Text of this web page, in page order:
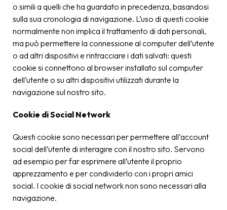
o simili a quelli che ha guardato in precedenza, basandosi
sulla sua cronologia di navigazione. L’uso di questi cookie
normalmente non implica il trattamento di dati personali,
ma può permettere la connessione al computer dell’utente
o ad altri dispositivi e rintracciare i dati salvati: questi
cookie si connettono al browser installato sul computer
dell’utente o su altri dispositivi utilizzati durante la
navigazione sul nostro sito.
Cookie di Social Network
Questi cookie sono necessari per permettere all’account
social dell’utente di interagire con il nostro sito. Servono
ad esempio per far esprimere all’utente il proprio
apprezzamento e per condividerlo con i propri amici
social. I cookie di social network non sono necessari alla
navigazione.